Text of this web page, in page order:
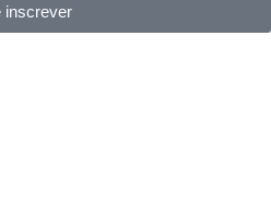
inscrever